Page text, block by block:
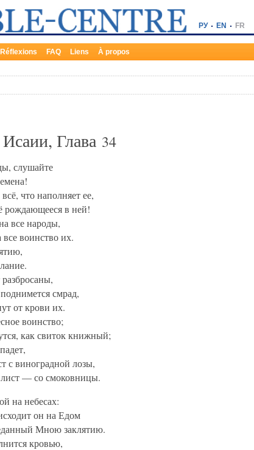
РУ EN FR
Réflexions FAQ Liens À propos
Глава 34
слушайте
что наполняет ее,
рождающееся в ней!
все народы,
все воинство их.
смрад,
от крови их.
воинство;
как свиток книжный;
с виноградной лозы,
— со смоковницы.
на небесах:
он на Едом
Мною заклятию.
кровью,